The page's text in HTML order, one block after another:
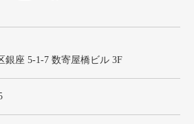
銀座 5-1-7 数寄屋橋ビル 3F